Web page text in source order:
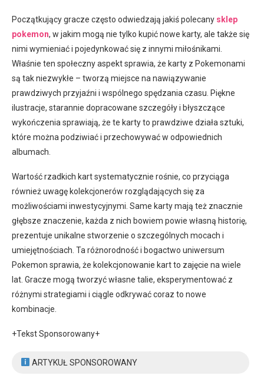
Początkujący gracze często odwiedzają jakiś polecany sklep
pokemon, w jakim mogą nie tylko kupić nowe karty, ale także się
nimi wymieniać i pojedynkować się z innymi miłośnikami.
Właśnie ten społeczny aspekt sprawia, że karty z Pokemonami
są tak niezwykłe – tworzą miejsce na nawiązywanie
prawdziwych przyjaźni i wspólnego spędzania czasu. Piękne
ilustracje, starannie dopracowane szczegóły i błyszczące
wykończenia sprawiają, że te karty to prawdziwe działa sztuki,
które można podziwiać i przechowywać w odpowiednich
albumach.
Wartość rzadkich kart systematycznie rośnie, co przyciąga
również uwagę kolekcjonerów rozglądających się za
możliwościami inwestycyjnymi. Same karty mają też znacznie
głębsze znaczenie, każda z nich bowiem powie własną historię,
prezentuje unikalne stworzenie o szczególnych mocach i
umiejętnościach. Ta różnorodność i bogactwo uniwersum
Pokemon sprawia, że kolekcjonowanie kart to zajęcie na wiele
lat. Gracze mogą tworzyć własne talie, eksperymentować z
różnymi strategiami i ciągle odkrywać coraz to nowe
kombinacje.
+Tekst Sponsorowany+
ARTYKUŁ SPONSOROWANY